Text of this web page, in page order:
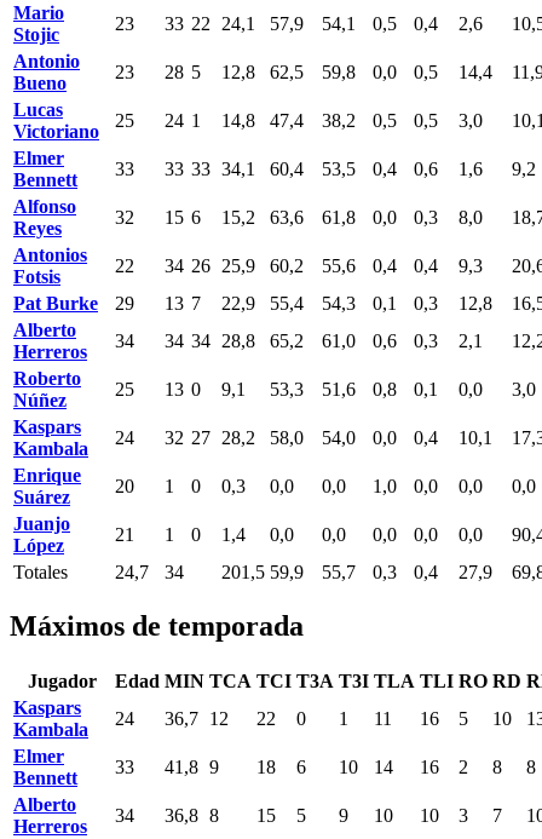
Mario
Stojic
23 33 22 24,1 57,9 54,1 0,5 0,4 2,6
Antonio
Bueno
23 28 5 12,8 62,5 59,8 0,0 0,5 14,4
Lucas
Victoriano
25 24 1 14,8 47,4 38,2 0,5 0,5 3,0
Elmer
Bennett
33 33 33 34,1 60,4 53,5 0,4 0,6 1,6
9,2
Alfonso
Reyes
32 15 6 15,2 63,6 61,8 0,0 0,3 8,0
Antonios
Fotsis
22 34 26 25,9 60,2 55,6 0,4 0,4 9,3
Pat Burke
29 13 7 22,9 55,4 54,3 0,1 0,3 12,8
Alberto
Herreros
34 34 34 28,8 65,2 61,0 0,6 0,3 2,1
Roberto
Núñez
25 13 0 9,1 53,3 51,6 0,8 0,1 0,0
3,0
Kaspars
Kambala
24 32 27 28,2 58,0 54,0 0,0 0,4 10,1
Enrique
Suárez
20 1 0 0,3 0,0 0,0 1,0 0,0 0,0
0,0
Juanjo
López
21 1 0 1,4 0,0 0,0 0,0 0,0 0,0
Totales
24,7 34 201,5 59,9 55,7 0,3 0,4 27,9
Máximos de temporada
Jugador Edad MIN TCA TCI T3A T3I TLA TLI RO RD
Kaspars
Kambala
24 36,7 12 22 0 1 11 16 5 10
Elmer
Bennett
33 41,8 9 18 6 10 14 16 2 8
8
Alberto
Herreros
34 36,8 8 15 5 9 10 10 3 7